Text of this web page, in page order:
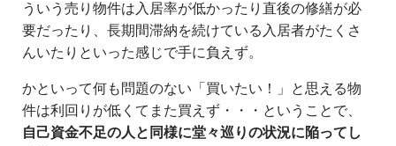
ういう売り物件は入居率が低かったり直後の修繕が必
要だったり、長期間滞納を続けている入居者がたくさ
んいたりといった感じで手に負えず。
かといって何も問題のない「買いたい！」と思える物
件は利回りが低くてまた買えず・・・ということで、
自己資金不足の人と同様に堂々巡りの状況に陥ってし